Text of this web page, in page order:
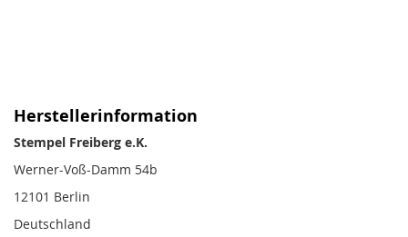
Herstellerinformation
Stempel Freiberg e.K.
Werner-Voß-Damm 54b
12101 Berlin
Deutschland